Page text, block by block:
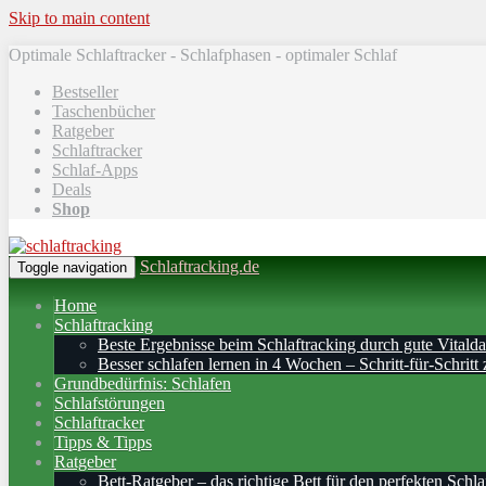
Skip to main content
Optimale Schlaftracker - Schlafphasen - optimaler Schlaf
Bestseller
Taschenbücher
Ratgeber
Schlaftracker
Schlaf-Apps
Deals
Shop
Toggle navigation Schlaftracking.de
Home
Schlaftracking
Beste Ergebnisse beim Schlaftracking durch gute
Besser schlafen lernen in 4 Wochen – Schritt‑für‑Schritt
Grundbedürfnis: Schlafen
Schlafstörungen
Schlaftracker
Tipps & Tipps
Ratgeber
Bett-Ratgeber – das richtige Bett für den perfekten